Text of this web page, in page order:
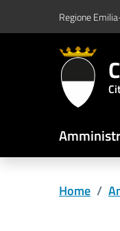
Vai al contenuto
Vai al footerRegione
Home /